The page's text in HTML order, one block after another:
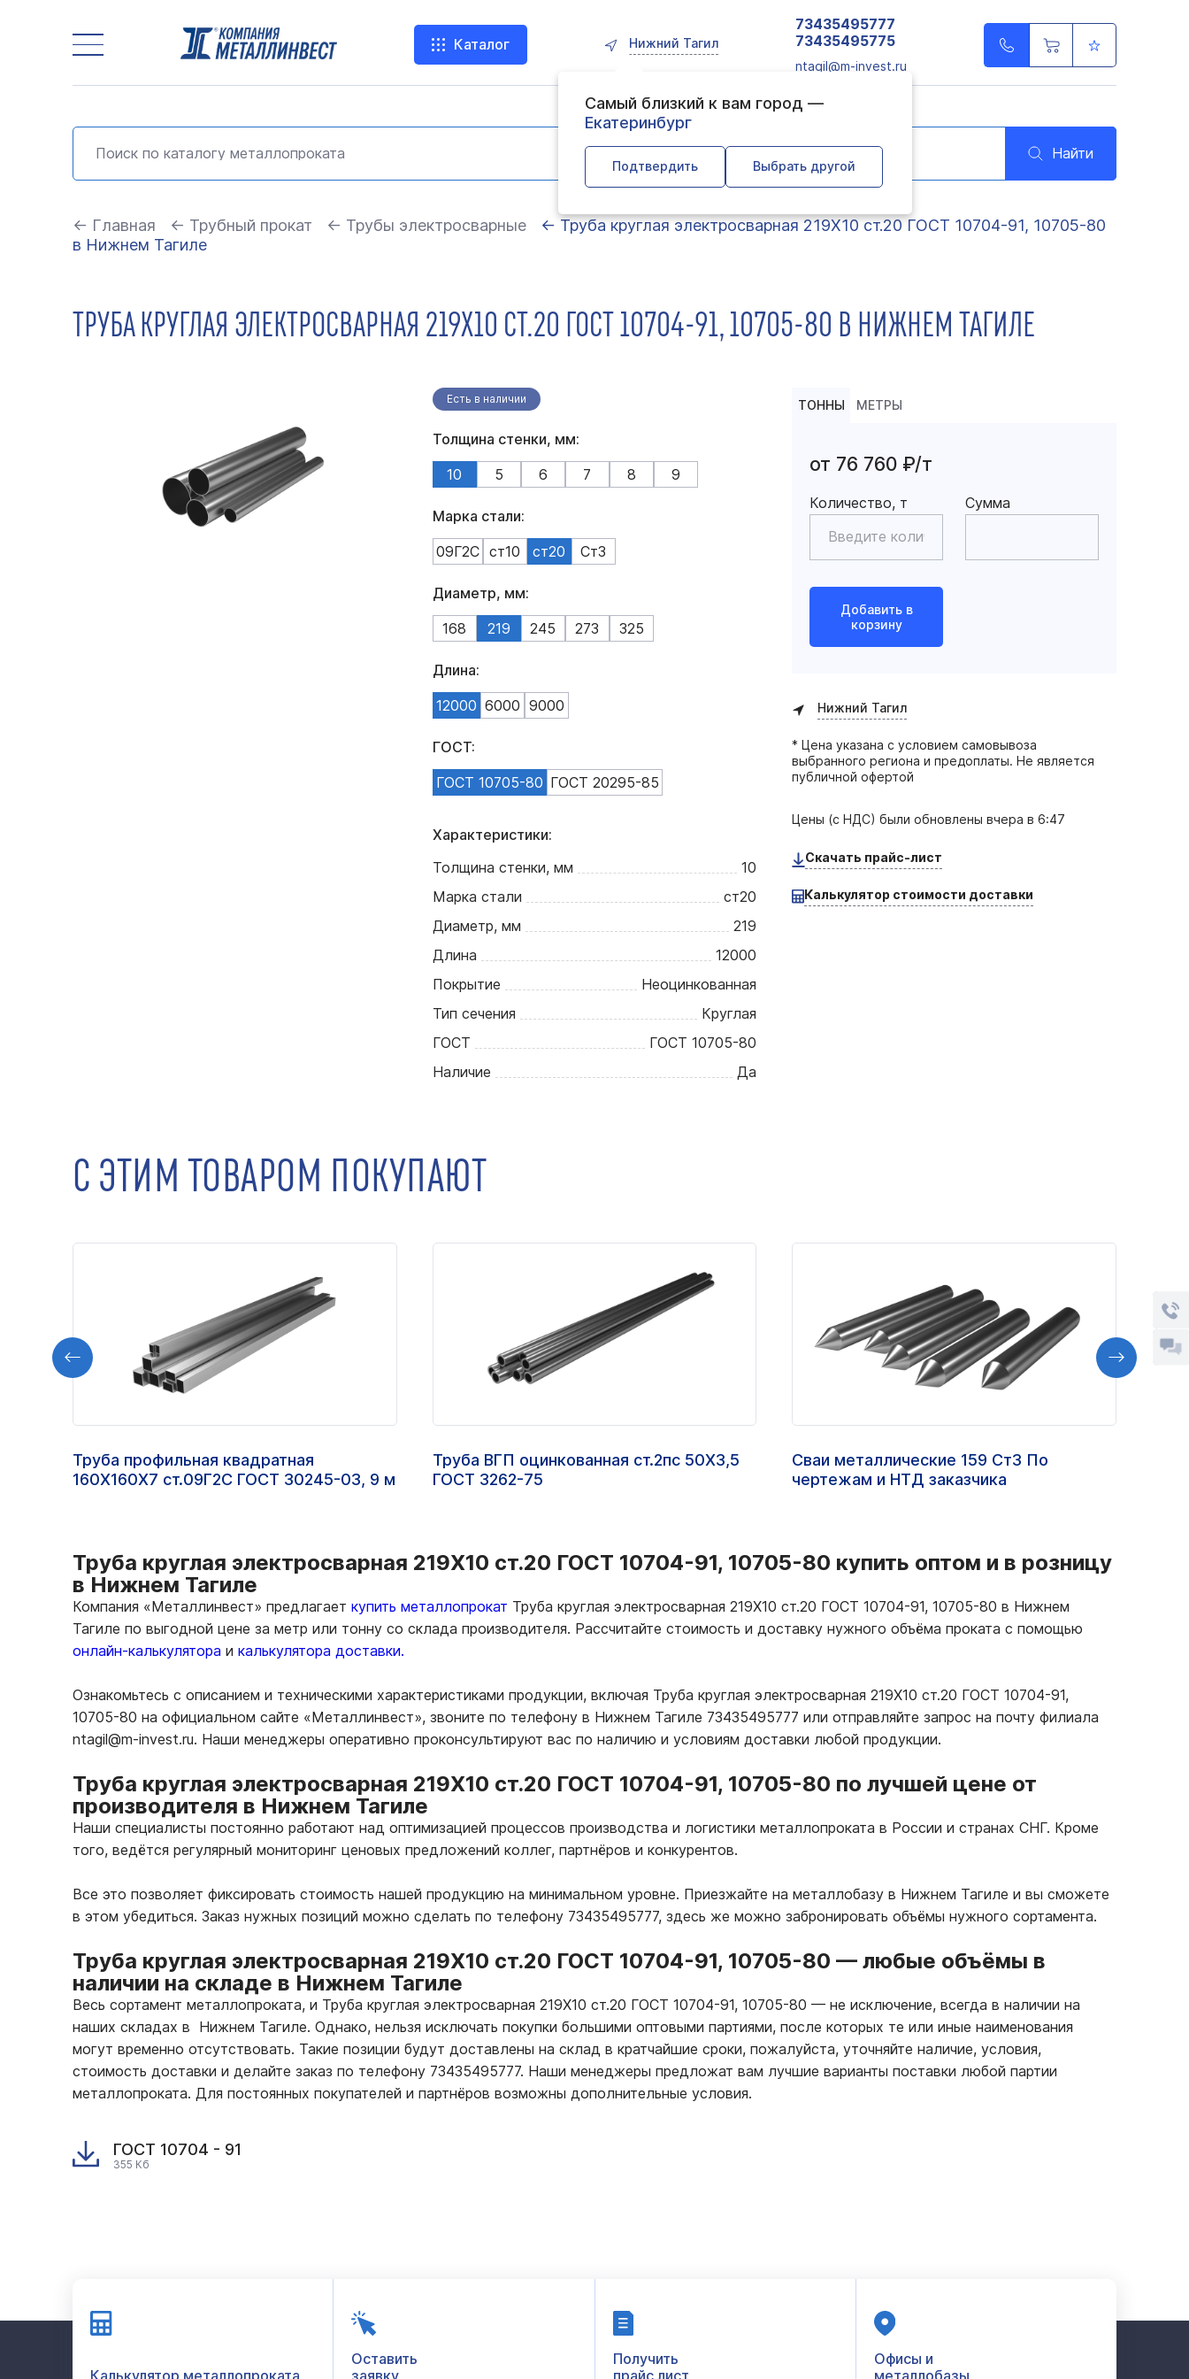
Каталог Нижний Тагил
Самый близкий к вам город —
Екатеринбург
Подтвердить Выбрать другой
73435495777
73435495775
ntagil@m-invest.ru
Найти
← Главная ← Трубный прокат ← Трубы электросварные
← Труба круглая электросварная 219Х10 ст.20 ГОСТ 10704-91, 10705-80
в Нижнем Тагиле
ТРУБА КРУГЛАЯ ЭЛЕКТРОСВАРНАЯ 219Х10 СТ.20 ГОСТ 10704-91, 10705-80 В НИЖНЕМ ТАГИЛЕ
Есть в наличии
Толщина стенки, мм:
10
5 6 7 8 9
Марка стали:
09Г2С ст10 ст20 Ст3
Диаметр, мм:
168
219 245 273 325
Длина:
12000 6000 9000
ГОСТ:
ГОСТ 10705-80 ГОСТ 20295-85
Характеристики:
Толщина стенки, мм
10
Марка стали
ст20
Диаметр, мм
219
Длина
12000
Покрытие
Неоцинкованная
Тип сечения
Круглая
ГОСТ
ГОСТ 10705-80
Наличие
Да
ТОННЫ МЕТРЫ
от 76 760 ₽/т
Количество, т Сумма
Добавить в
корзину
Нижний Тагил
* Цена указана с условием самовывоза
выбранного региона и предоплаты. Не является
публичной офертой
Цены (с НДС) были обновленывчера в 6:47
Скачать прайс-лист
Калькулятор стоимости доставки
С ЭТИМ ТОВАРОМ ПОКУПАЮТ
Труба профильная квадратная
160Х160Х7 ст.09Г2С ГОСТ 30245-03, 9 м
Труба ВГП оцинкованная ст.2пс 50Х3,5
ГОСТ 3262-75
Сваи металлические 159 Ст3 По
чертежам и НТД заказчика
Труба круглая электросварная 219Х10 ст.20 ГОСТ 10704-91, 10705-80 купить оптом и в розницу
в Нижнем Тагиле
Компания «Металлинвест» предлагает купить металлопрокат Труба круглая электросварная 219Х10 ст.20 ГОСТ 10704-91, 10705-80 в Нижнем
Тагиле по выгодной цене за метр или тонну со склада производителя. Рассчитайте стоимость и доставку нужного объёма проката с помощью
онлайн-калькулятора и калькулятора доставки.
Ознакомьтесь с описанием и техническими характеристиками продукции, включая Труба круглая электросварная 219Х10 ст.20 ГОСТ 10704-91,
10705-80 на официальном сайте «Металлинвест», звоните по телефону в Нижнем Тагиле 73435495777 или отправляйте запрос на почту филиала
ntagil@m-invest.ru. Наши менеджеры оперативно проконсультируют вас по наличию и условиям доставки любой продукции.
Труба круглая электросварная 219Х10 ст.20 ГОСТ 10704-91, 10705-80 по лучшей цене от
производителя в Нижнем Тагиле
Наши специалисты постоянно работают над оптимизацией процессов производства и логистики металлопроката в России и странах СНГ. Кроме
того, ведётся регулярный мониторинг ценовых предложений коллег, партнёров и конкурентов.
Все это позволяет фиксировать стоимость нашей продукцию на минимальном уровне. Приезжайте на металлобазу в Нижнем Тагиле и вы сможете
в этом убедиться. Заказ нужных позиций можно сделать по телефону 73435495777, здесь же можно забронировать объёмы нужного сортамента.
Труба круглая электросварная 219Х10 ст.20 ГОСТ 10704-91, 10705-80 — любые объёмы в
наличии на складе в Нижнем Тагиле
Весь сортамент металлопроката, и Труба круглая электросварная 219Х10 ст.20 ГОСТ 10704-91, 10705-80 — не исключение, всегда в наличии на
наших складах в Нижнем Тагиле. Однако, нельзя исключать покупки большими оптовыми партиями, после которых те или иные наименования
могут временно отсутствовать. Такие позиции будут доставлены на склад в кратчайшие сроки, пожалуйста, уточняйте наличие, условия,
стоимость доставки и делайте заказ по телефону 73435495777. Наши менеджеры предложат вам лучшие варианты поставки любой партии
металлопроката. Для постоянных покупателей и партнёров возможны дополнительные условия.
ГОСТ 10704 - 91
355 Кб
Оставить
Получить
Офисы и